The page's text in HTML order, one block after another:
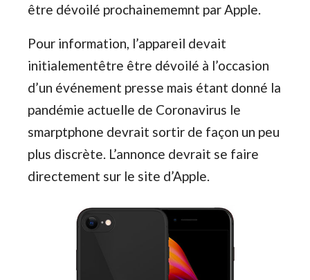
être dévoilé prochainememnt par Apple.
Pour information, l’appareil devait
initialementêtre être dévoilé à l’occasion
d’un événement presse mais étant donné la
pandémie actuelle de Coronavirus le
smarptphone devrait sortir de façon un peu
plus discrète. L’annonce devrait se faire
directement sur le site d’Apple.